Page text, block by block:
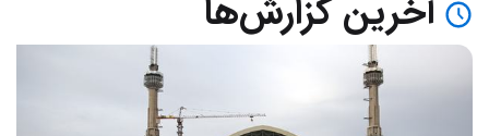
آخرین گزارش‌ها